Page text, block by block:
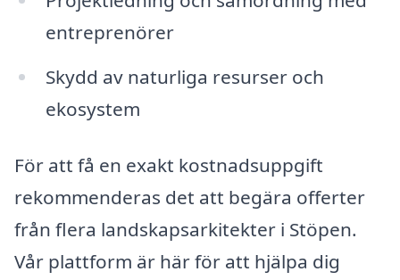
entreprenörer
Skydd av naturliga resurser och
ekosystem
För att få en exakt kostnadsuppgift
rekommenderas det att begära offerter
från flera landskapsarkitekter i Stöpen.
Vår plattform är här för att hjälpa dig